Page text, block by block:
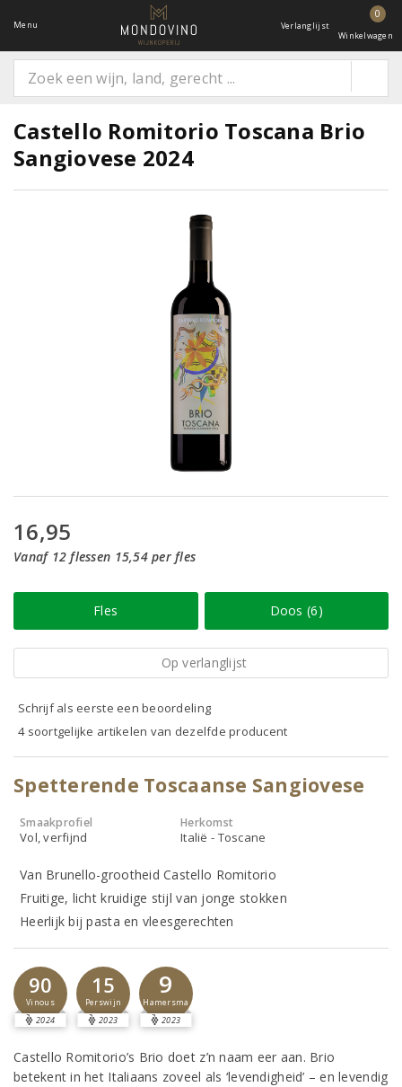
Menu Verlanglijst
0
Winkelwagen
Castello Romitorio Toscana Brio
Sangiovese 2024
16,95
Vanaf 12 flessen 15,54 per fles
Fles Doos (6)
Op verlanglijst
Schrijf als eerste een beoordeling
4 soortgelijke artikelen van dezelfde producent
Spetterende Toscaanse Sangiovese
Smaakprofiel
Vol, verfijnd
Herkomst
Italië - Toscane
Van Brunello-grootheid Castello Romitorio
Fruitige, licht kruidige stijl van jonge stokken
Heerlijk bij pasta en vleesgerechten
90
Vinous
2024
15
Perswijn
2023
9
Hamersma
2023
Castello Romitorio’s Brio doet z’n naam eer aan. Brio
betekent in het Italiaans zoveel als ‘levendigheid’ – en levendig